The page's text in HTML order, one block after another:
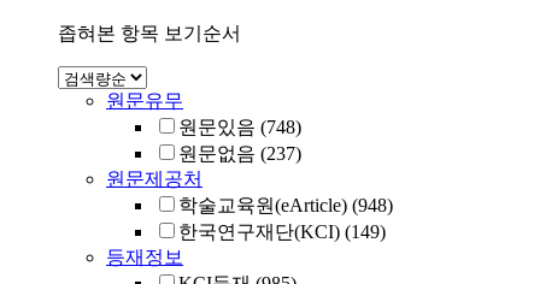
좁혀본 항목 보기순서
원문유무
원문있음 (748)
원문없음 (237)
원문제공처
학술교육원(eArticle) (948)
한국연구재단(KCI) (149)
등재정보